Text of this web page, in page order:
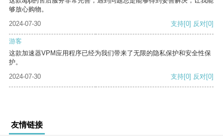
够放心购物。
2024-07-30
支持[0] 反对[0]
游客
这款加速器VPM应用程序已经为我们带来了无限的隐私保护和安全性保
护。
2024-07-30
支持[0] 反对[0]
友情链接